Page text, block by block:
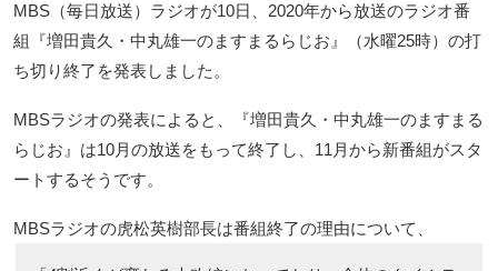
MBS（毎日放送）ラジオが10日、2020年から放送のラジオ番
組『増田貴久・中丸雄一のますまるらじお』（水曜25時）の打
ち切り終了を発表しました。
MBSラジオの発表によると、『増田貴久・中丸雄一のますまる
らじお』は10月の放送をもって終了し、11月から新番組がスタ
ートするそうです。
MBSラジオの虎松英樹部長は番組終了の理由について、